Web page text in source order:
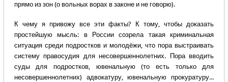
прямо из зон (о вольных ворах в законе и не говорю).
К чему я привожу все эти факты? К тому, чтобы доказать
простейшую мысль: в России созрела такая криминальная
ситуация среди подростков и молодёжи, что пора выстраивать
систему правосудия для несовершеннолетних. Пора вводить
суды для подростков, ювенальную (то есть только для
несовершеннолетних) адвокатуру, ювенальную прокуратуру...